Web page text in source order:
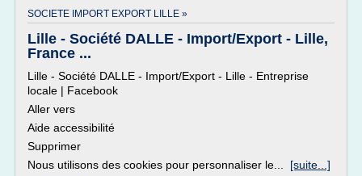
SOCIETE IMPORT EXPORT LILLE »
Lille - Société DALLE - Import/Export - Lille,
France ...
Lille - Société DALLE - Import/Export - Lille - Entreprise
locale | Facebook
Aller vers
Aide accessibilité
Supprimer
Nous utilisons des cookies pour personnaliser le... [suite...]